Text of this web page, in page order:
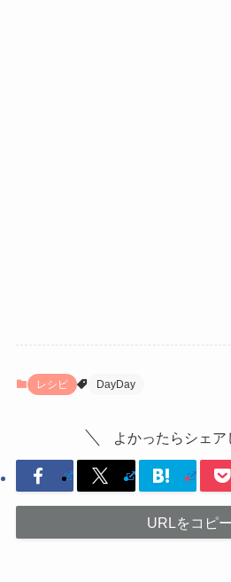
レシピ DayDay
よかったらシェア
URLをコピ